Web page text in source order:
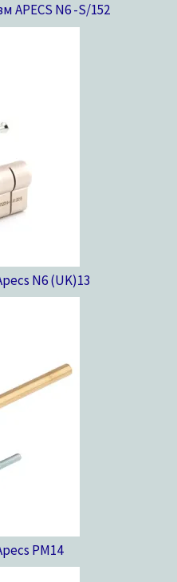
APECS N6 -S/152
N6 (UK)13
PM14